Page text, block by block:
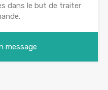
dans le but de traiter
message